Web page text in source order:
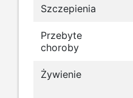
Szczepienia
Przebyte
choroby
Żywienie